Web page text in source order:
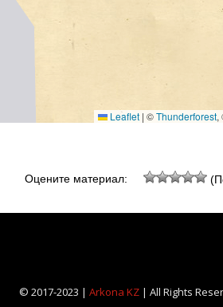
Leaflet | ©Thunderforest,
Оцените материал:
© 2017-2023 | Arkona KZ| All Rights